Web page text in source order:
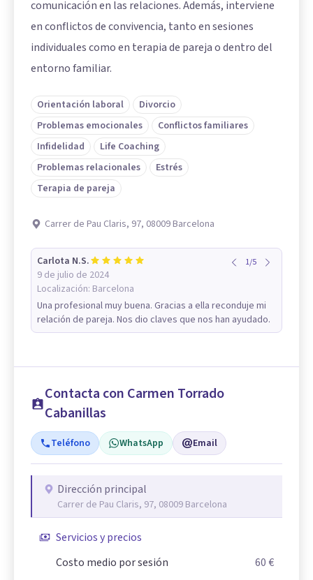
comunicación en las relaciones. Además, interviene
en conflictos de convivencia, tanto en sesiones
individuales como en terapia de pareja o dentro del
entorno familiar.
Orientación laboral
Divorcio
Problemas emocionales
Conflictos familiares
Infidelidad
Life Coaching
Problemas relacionales
Estrés
Terapia de pareja
Carrer de Pau Claris, 97, 08009 Barcelona
Carlota N.S.
9 de julio de 2024
Localización: Barcelona
1/5
Una profesional muy buena. Gracias a ella reconduje mi
relación de pareja. Nos dio claves que nos han ayudado.
Contacta con Carmen Torrado
Cabanillas
Teléfono WhatsApp Email
Dirección principal
Carrer de Pau Claris, 97, 08009 Barcelona
Servicios y precios
Costo medio por sesión
60 €